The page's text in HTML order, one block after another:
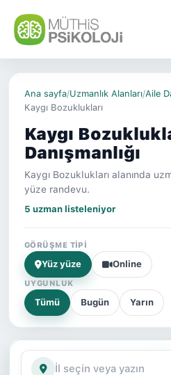
Ana sayfa/Uzmanlık Alanları/Aile
Kaygı Bozuklukları
Kaygı
Danışmanlığı
Kaygı Bozuklukları alanında
yüze randevu.
5 uzman listeleniyor
GÖRÜŞME TIPI
Yüz yüze Online
UYGUNLUK
Tümü Bugün Yarın
İl